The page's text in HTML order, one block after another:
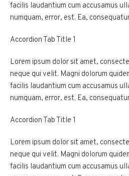
facilis laudantium cum accusamus
numquam, error, est. Ea,
Accordion Tab Title 1
Lorem ipsum dolor sit amet,
neque qui velit. Magni dolorum
facilis laudantium cum accusamus
numquam, error, est. Ea,
Accordion Tab Title 1
Lorem ipsum dolor sit amet,
neque qui velit. Magni dolorum
facilis laudantium cum accusamus